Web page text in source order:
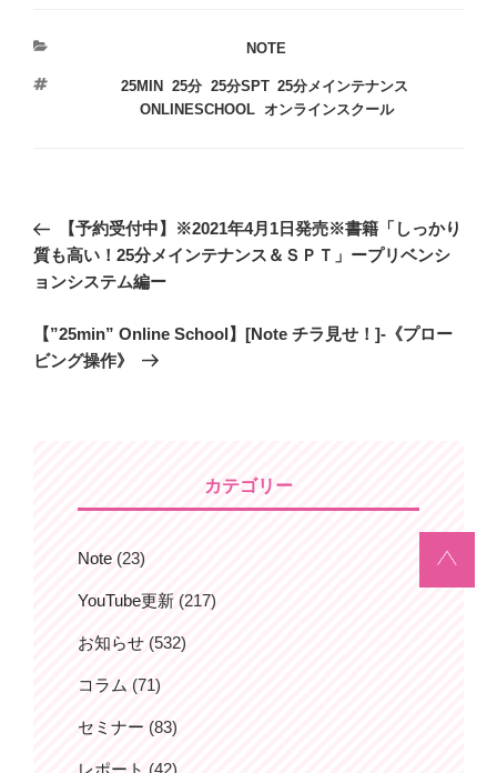
カ
ゴ
リ
NOTE
タ
25MIN 25分, 25分SPT, 25分メインテナンス
ONLINESCHOOL, オンラインスクール
稿
ナ
ゲ
ー
過
去
の
稿
【予約受付中】※2021年4月1日発売※書籍「しっかり
質も高い！25分メインテナンス＆ＳＰＴ」ープリベンシ
ョンシステム編ー
次
の
【”25min” Online School】[Note チラ見せ！]-《プロー
ビング操作》
カテゴリー
Note (23)
YouTube更新 (217)
お知らせ (532)
コラム (71)
セミナー (83)